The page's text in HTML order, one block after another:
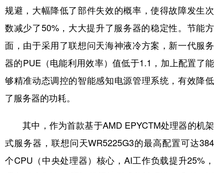
规避，大幅降低了部件失效的概率，使得故障发生次
数减少了50%，大大提升了服务器的稳定性。节能方
面，由于采用了联想问天海神液冷方案，新一代服务
器的PUE（电能利用效率）值低于1.1，加上配置了能
够精准动态调控的智能感知电源管理系统，有效降低
了服务器的功耗。
其中，作为首款基于AMD EPYCTM处理器的机架
式服务器，联想问天WR5225G3的最高配置可达384
个CPU（中央处理器）核心，AI工作负载提升25%，